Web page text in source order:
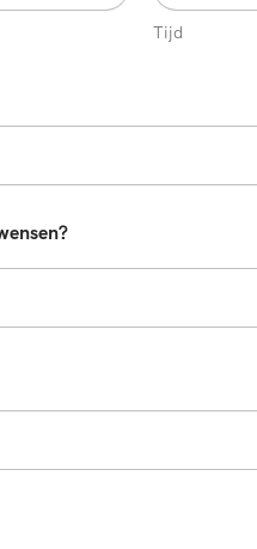
Tijd